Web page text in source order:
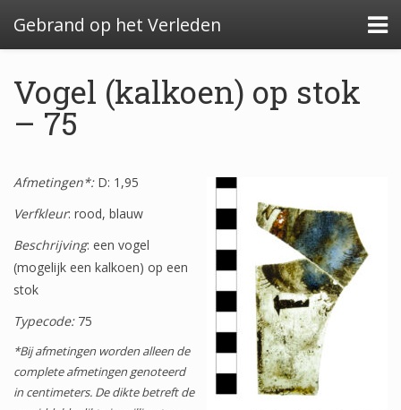
Gebrand op het Verleden
Algemeen: de glazenier
Uitwerking: Zutphen-Dieserstraat, 1583-1600
Uitwerking: Oldenzaal-Boterstraat, 1650-1700
Quickscan: Groenlo-Nieuwstad, 1650-1800
Quickscan: Groenlo-Notenboomstraat, 1700-
1750
Vogel (kalkoen) op stok
– 75
Afmetingen*:D: 1,95
Verfkleur: rood, blauw
Beschrijving: een vogel
(mogelijk een kalkoen) op een
stok
Typecode:75
*Bij afmetingen worden alleen de
complete afmetingen genoteerd
in centimeters. De dikte betreft de